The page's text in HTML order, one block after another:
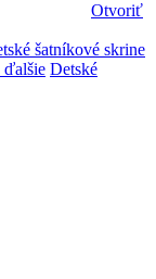
Otvoriť
šatníkové skrine
ďalšie Detské